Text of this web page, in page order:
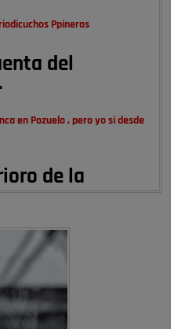
Ppineros
del
en Pozuelo , pero yo si desde
de la
familias con hijos y no
Grande: las